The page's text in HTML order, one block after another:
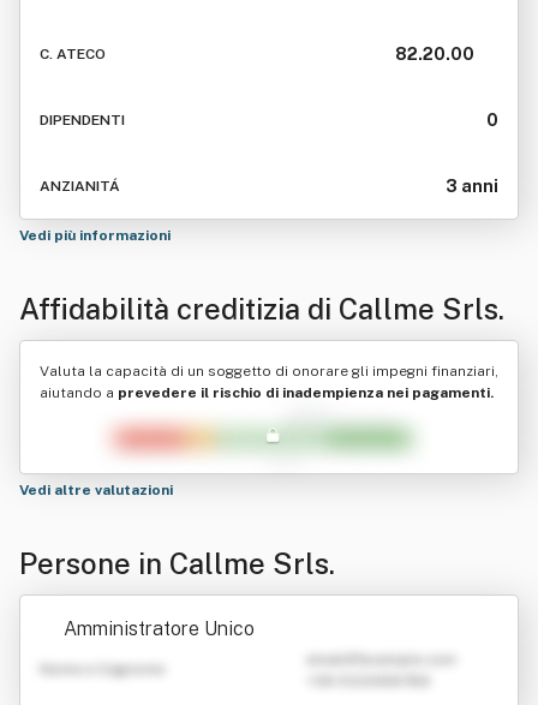
C. ATECO 82.20.00
DIPENDENTI 0
ANZIANITÁ 3 anni
Vedi più informazioni
Affidabilità creditizia di Callme Srls.
Valuta la capacità di un soggetto di onorare gli impegni finanziari,
aiutando a prevedere il rischio di inadempienza nei pagamenti.
Vedi altre valutazioni
Persone in Callme Srls.
Amministratore Unico
Nome e Cognome